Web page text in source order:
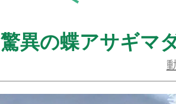
驚異の蝶アサギマ